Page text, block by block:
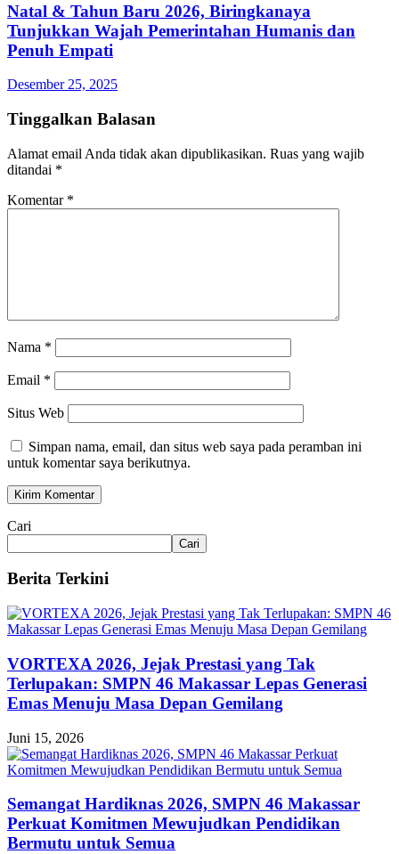
Natal & Tahun Baru 2026, Biringkanaya
Tunjukkan Wajah Pemerintahan Humanis dan
Penuh Empati
Desember 25, 2025
Tinggalkan Balasan
Alamat email Anda tidak akan dipublikasikan. Ruas yang wajib
ditandai *
Komentar *
Nama *
Email *
Situs Web
Simpan nama, email, dan situs web saya pada peramban ini
untuk komentar saya berikutnya.
Cari
Cari
Berita Terkini
VORTEXA 2026, Jejak Prestasi yang Tak
Terlupakan: SMPN 46 Makassar Lepas Generasi
Emas Menuju Masa Depan Gemilang
Juni 15, 2026
Semangat Hardiknas 2026, SMPN 46 Makassar
Perkuat Komitmen Mewujudkan Pendidikan
Bermutu untuk Semua